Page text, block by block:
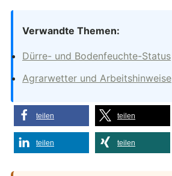
Verwandte Themen:
Dürre- und Bodenfeuchte-Status
Agrarwetter und Arbeitshinweise
teilen teilen
teilen teilen